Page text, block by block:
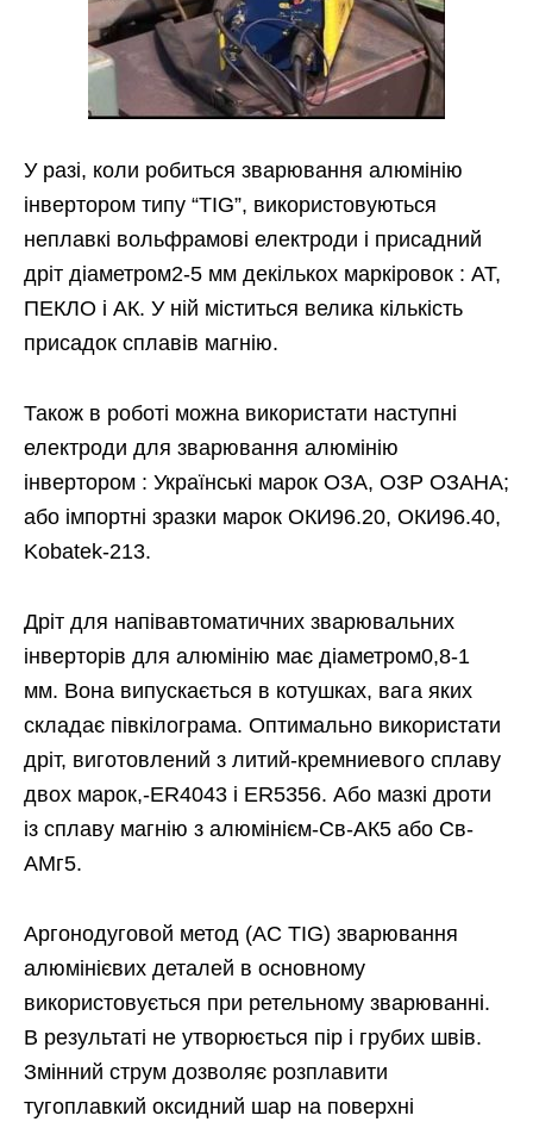
У разі, коли робиться зварювання алюмінію
інвертором типу “TIG”, використовуються
неплавкі вольфрамові електроди і присадний
дріт діаметром2-5 мм декількох маркіровок : АТ,
ПЕКЛО і АК. У ній міститься велика кількість
присадок сплавів магнію.
Також в роботі можна використати наступні
електроди для зварювання алюмінію
інвертором : Українські марок ОЗА, ОЗР ОЗАНА;
або імпортні зразки марок ОКИ96.20, ОКИ96.40,
Kobatek-213.
Дріт для напівавтоматичних зварювальних
інверторів для алюмінію має діаметром0,8-1
мм. Вона випускається в котушках, вага яких
складає півкілограма. Оптимально використати
дріт, виготовлений з литий-кремниевого сплаву
двох марок,-ER4043 і ER5356. Або мазкі дроти
із сплаву магнію з алюмінієм-Св-АК5 або Св-
АМг5.
Аргонодуговой метод (AC TIG) зварювання
алюмінієвих деталей в основному
використовується при ретельному зварюванні.
В результаті не утворюється пір і грубих швів.
Змінний струм дозволяє розплавити
тугоплавкий оксидний шар на поверхні